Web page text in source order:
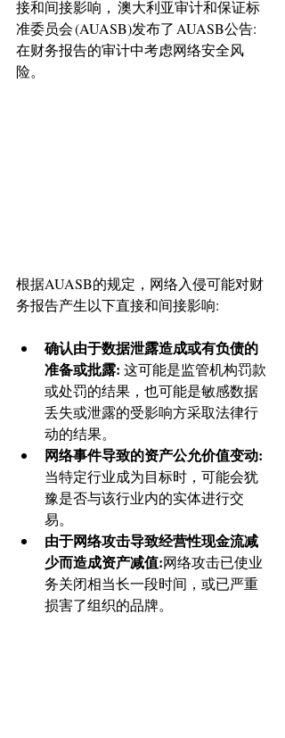
接和间接影响， 澳大利亚审计和保证标
准委员会 (AUASB)发布了 AUASB公告:
在财务报告的审计中考虑网络安全风
险。
根据AUASB的规定，网络入侵可能对财
务报告产生以下直接和间接影响:
确认由于数据泄露造成或有负债的
准备或批露: 这可能是监管机构罚款
或处罚的结果，也可能是敏感数据
丢失或泄露的受影响方采取法律行
动的结果。
网络事件导致的资产公允价值变动:
当特定行业成为目标时，可能会犹
豫是否与该行业内的实体进行交
易。
由于网络攻击导致经营性现金流减
少而造成资产减值:网络攻击已使业
务关闭相当长一段时间，或已严重
损害了组织的品牌。